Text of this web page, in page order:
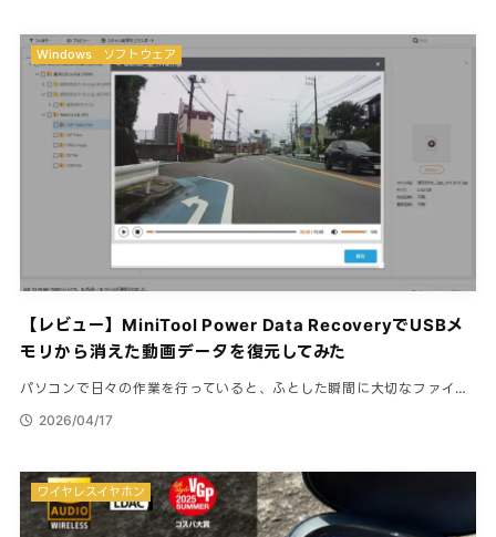
【レビュー】MiniTool Power Data RecoveryでUSBメ
モリから消えた動画データを復元してみた
パソコンで日々の作業を行っていると、ふとした瞬間に大切なファイ…
2026/04/17
Windows ソフトウェア
ワイヤレスイヤホン